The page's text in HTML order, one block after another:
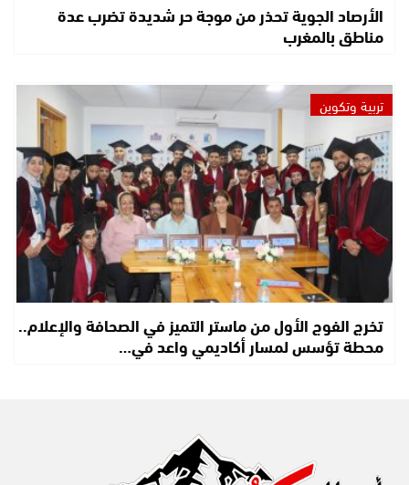
الأرصاد الجوية تحذر من موجة حر شديدة تضرب عدة
مناطق بالمغرب
تربية وتكوين
تخرج الفوج الأول من ماستر التميز في الصحافة والإعلام..
محطة تؤسس لمسار أكاديمي واعد في…